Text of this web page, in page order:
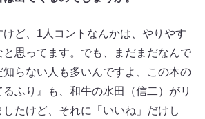
ど、1人コントなんかは、やりやす
と思ってます。でも、まだまだなんで
らない人も多いんですよ、この本の
ふり』も、和牛の水田（信二）がリ
たけど、それに「いいね」だけし